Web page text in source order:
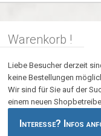
Warenkorb !
Liebe Besucher derzeit
keine Bestellungen
Wir sind für Sie auf der
einem neuen
Interesse? Infos